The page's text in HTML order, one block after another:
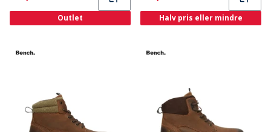
Outlet Halv pris eller mindre